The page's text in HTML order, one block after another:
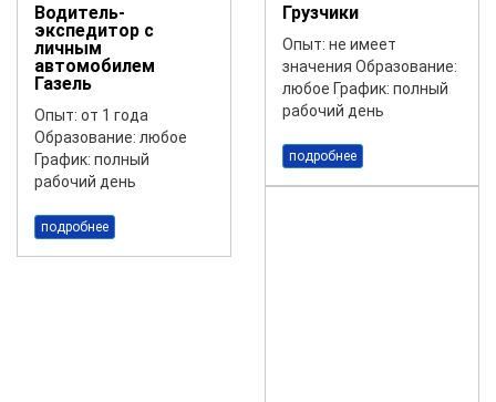
Водитель-
экспедитор с
личным
автомобилем
Газель
Опыт: от 1 года
Образование: любое
График: полный
рабочий день
подробнее
Грузчики
Опыт: не имеет
значения Образование:
любое График: полный
рабочий день
подробнее